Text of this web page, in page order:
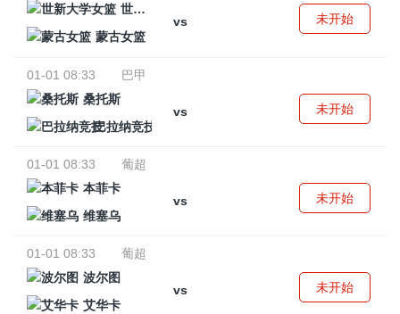
世新大学女篮
vs
蒙古女篮
未开始
01-01 08:33
巴甲
桑托斯
vs
巴拉纳竞技
未开始
01-01 08:33
葡超
本菲卡
vs
维塞乌
未开始
01-01 08:33
葡超
波尔图
vs
艾华卡
未开始